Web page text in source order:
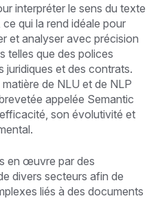
interpréter le sens du texte
qui la rend idéale pour
et analyser avec précision
telles que des polices
juridiques et des contrats.
de NLU et de NLP
appelée Semantic
son évolutivité et
en œuvre par des
divers secteurs afin de
liés à des documents